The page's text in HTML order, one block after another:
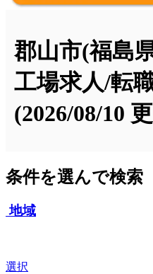
郡山市(福島
工場求人/転
(2026/08/10
条件を選んで検索
地域
選択